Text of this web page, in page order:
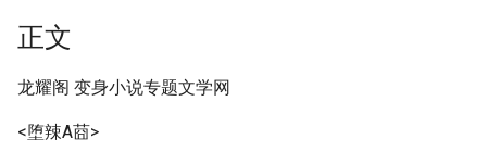
正文
龙耀阁 变身小说专题文学网
<堕辣A莔>